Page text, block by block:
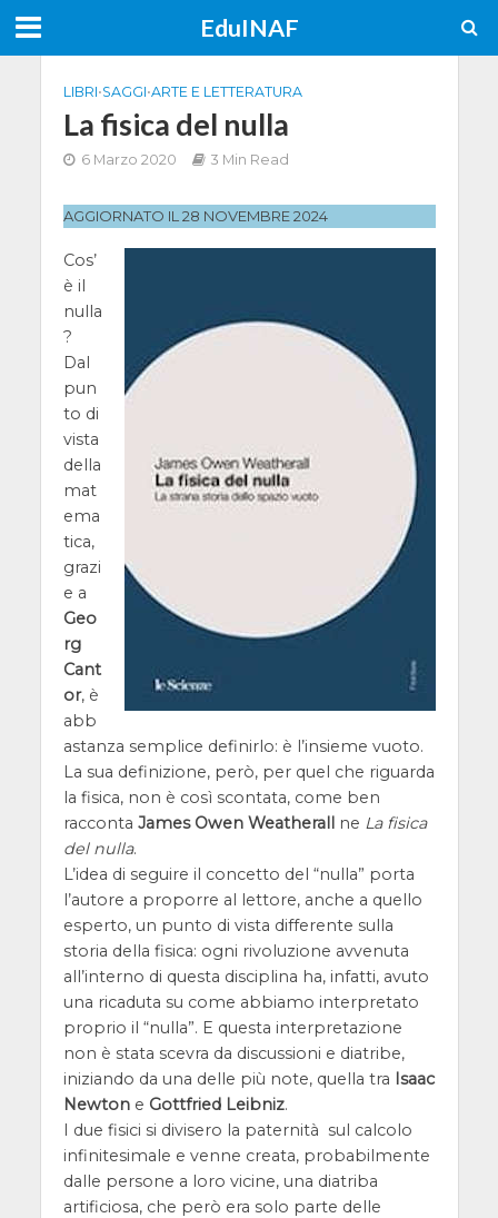
EduINAF
LIBRI•SAGGI•ARTE E LETTERATURA
La fisica del nulla
6 Marzo 2020 3 Min Read
AGGIORNATO IL 28 NOVEMBRE 2024
Cos’
è il
nulla
?
Dal
pun
to di
vista
della
mat
ema
tica,
grazi
e a
Geo
rg
Cant
or, è
abb
astanza semplice definirlo: è l’insieme vuoto.
La sua definizione, però, per quel che riguarda
la fisica, non è così scontata, come ben
racconta James Owen Weatherallne La fisica
del nulla.
L’idea di seguire il concetto del “nulla” porta
l’autore a proporre al lettore, anche a quello
esperto, un punto di vista differente sulla
storia della fisica: ogni rivoluzione avvenuta
all’interno di questa disciplina ha, infatti, avuto
una ricaduta su come abbiamo interpretato
proprio il “nulla”. E questa interpretazione
non è stata scevra da discussioni e diatribe,
iniziando da una delle più note, quella tra Isaac
Newtone Gottfried Leibniz.
I due fisici si divisero la paternità sul calcolo
infinitesimale e venne creata, probabilmente
dalle persone a loro vicine, una diatriba
artificiosa, che però era solo parte delle